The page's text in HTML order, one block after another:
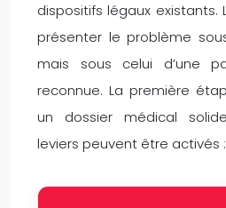
dispositifs légaux
présenter le problème
mais sous celui d’une
reconnue. La première
un dossier médical
leviers peuvent être activés :